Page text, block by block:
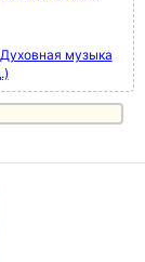
Духовная музыка